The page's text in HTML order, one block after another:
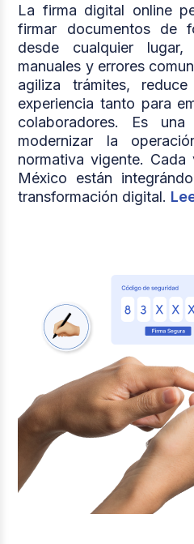
La firma digital online
firmar documentos de
desde cualquier lugar,
manuales y errores
agiliza trámites,
experiencia tanto para
colaboradores. Es
modernizar la
normativa vigente. Cada
México están
transformación digital.